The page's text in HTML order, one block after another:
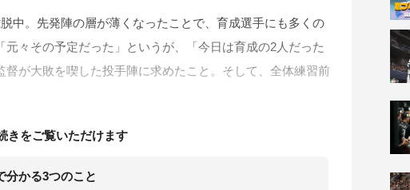
中。先発陣の層が薄くなったことで、育成選手にも多くの
々その予定だった」というが、「今日は育成の2人だった
が大敗を喫した投手陣に求めたこと。そして、全体練習前
きをご覧いただけます
分かる3つのこと